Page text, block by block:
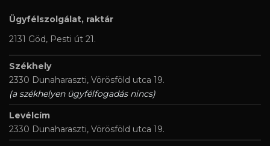
Ügyfélszolgálat, raktár
2131 Göd, Pesti út 21.
Székhely
2330 Dunaharaszti, Vörösföld utca 19.
(a székhelyen ügyfélfogadás nincs)
Levélcím
2330 Dunaharaszti, Vörösföld utca 19.